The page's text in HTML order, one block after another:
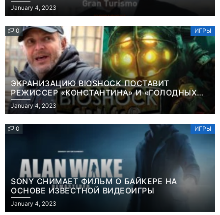
January 4, 2023
0 ИГРЫ
ЭКРАНИЗАЦИЮ BIOSHOCK ПОСТАВИТ
РЕЖИССЕР «КОНСТАНТИНА» И «ГОЛОДНЫХ
ИГР»
January 4, 2023
0 ИГРЫ
SONY СНИМАЕТ ФИЛЬМ О БАЙКЕРЕ НА
ОСНОВЕ ИЗВЕСТНОЙ ВИДЕОИГРЫ
January 4, 2023
Игры
Геймеры